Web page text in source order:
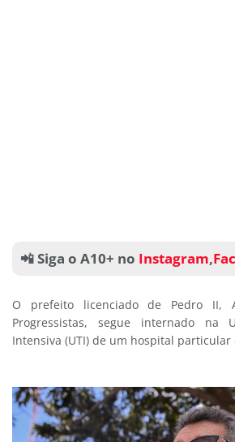
📲 Siga o A10+ no Instagram,
O prefeito licenciado de Pedro II,
Progressistas, segue internado na
Intensiva (UTI) de um hospital particular